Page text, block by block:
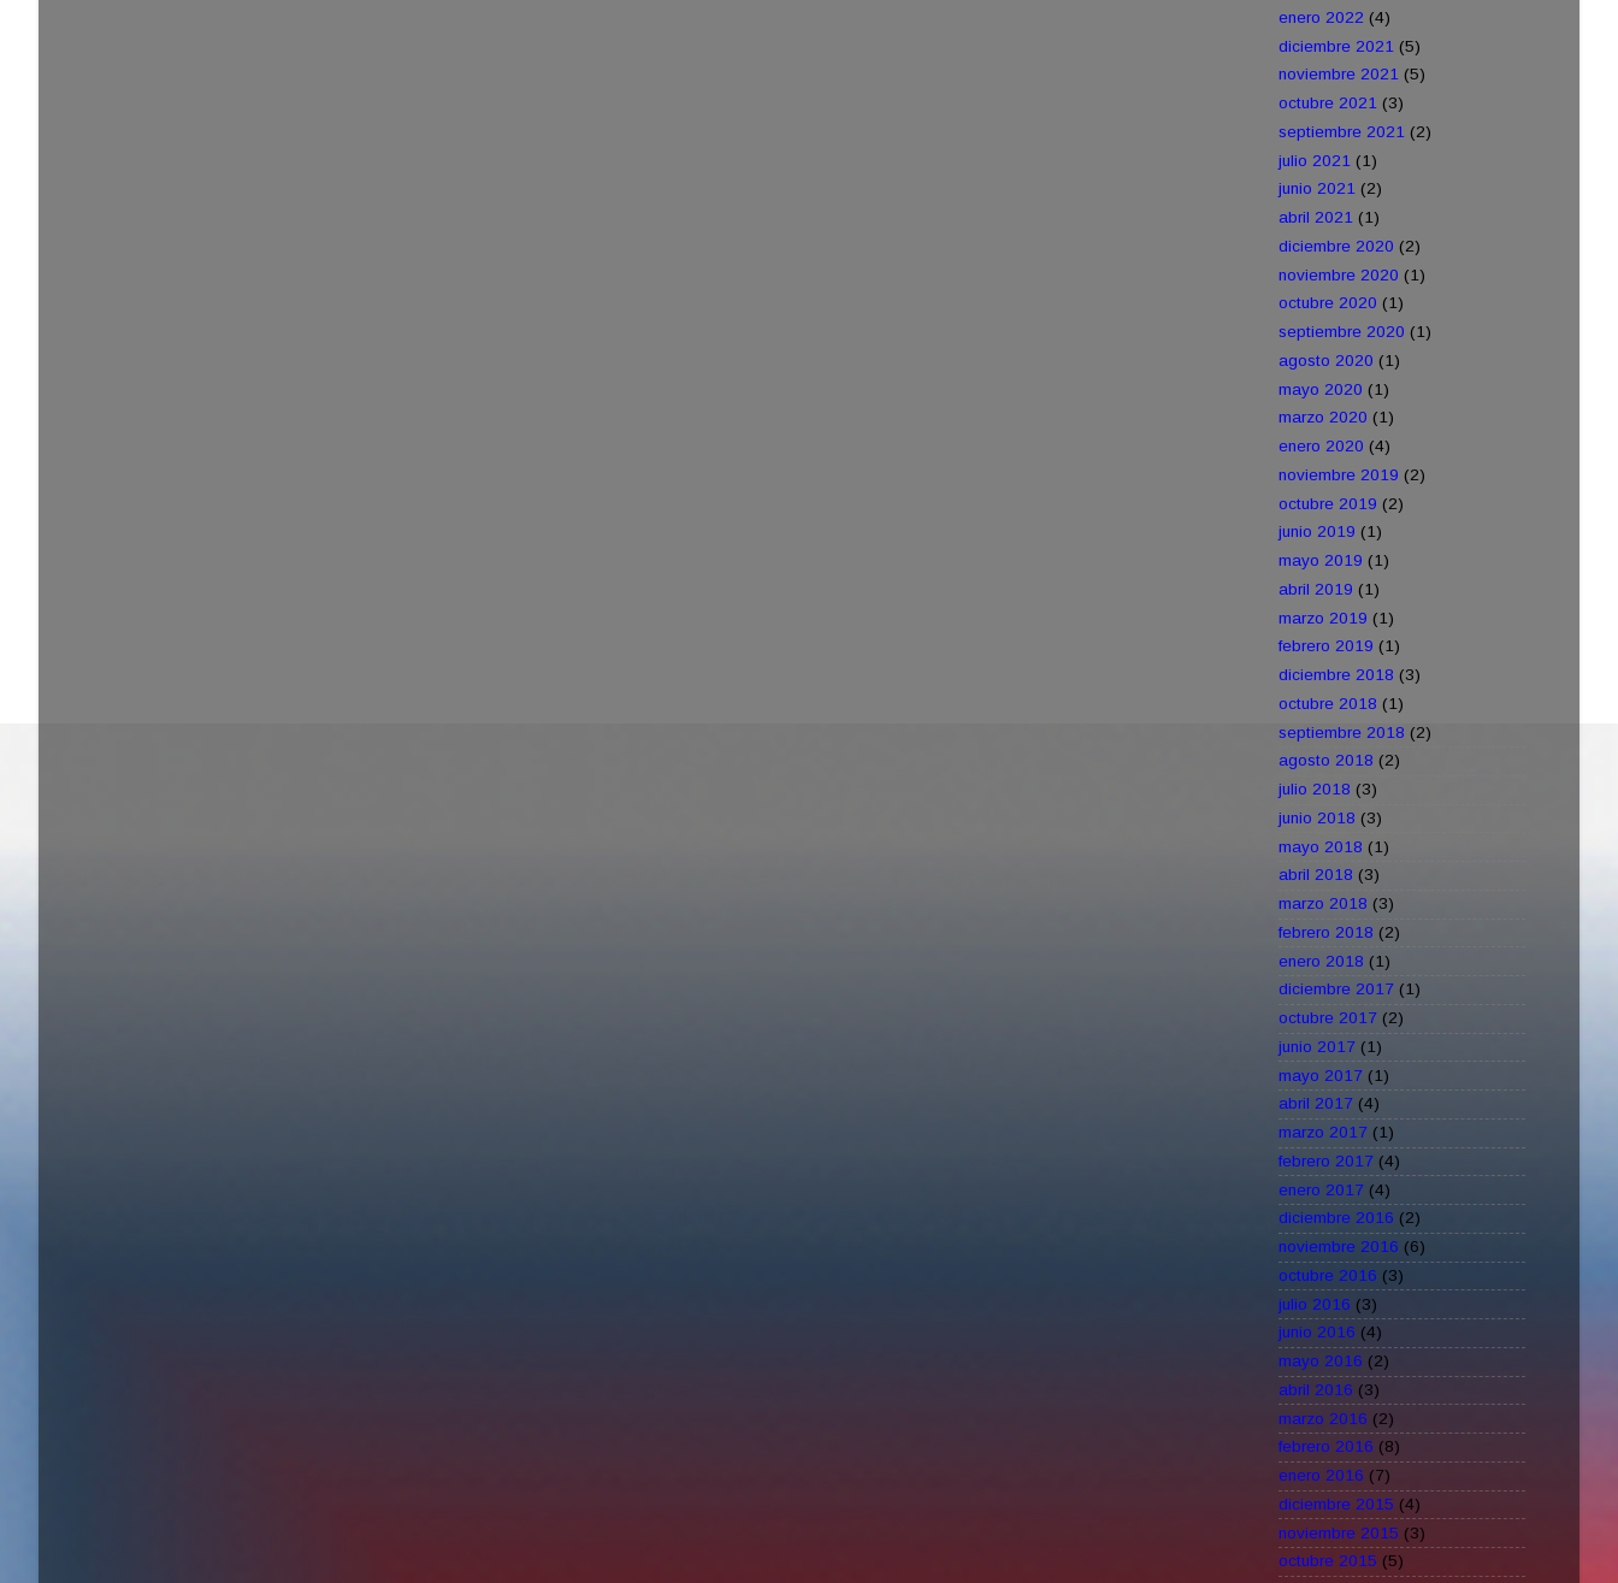
enero 2022 (4)
diciembre 2021 (5)
noviembre 2021 (5)
octubre 2021 (3)
septiembre 2021 (2)
julio 2021 (1)
junio 2021 (2)
abril 2021 (1)
diciembre 2020 (2)
noviembre 2020 (1)
octubre 2020 (1)
septiembre 2020 (1)
agosto 2020 (1)
mayo 2020 (1)
marzo 2020 (1)
enero 2020 (4)
noviembre 2019 (2)
octubre 2019 (2)
junio 2019 (1)
mayo 2019 (1)
abril 2019 (1)
marzo 2019 (1)
febrero 2019 (1)
diciembre 2018 (3)
octubre 2018 (1)
septiembre 2018 (2)
agosto 2018 (2)
julio 2018 (3)
junio 2018 (3)
mayo 2018 (1)
abril 2018 (3)
marzo 2018 (3)
febrero 2018 (2)
enero 2018 (1)
diciembre 2017 (1)
octubre 2017 (2)
junio 2017 (1)
mayo 2017 (1)
abril 2017 (4)
marzo 2017 (1)
febrero 2017 (4)
enero 2017 (4)
diciembre 2016 (2)
noviembre 2016 (6)
octubre 2016 (3)
julio 2016 (3)
junio 2016 (4)
mayo 2016 (2)
abril 2016 (3)
marzo 2016 (2)
febrero 2016 (8)
enero 2016 (7)
diciembre 2015 (4)
noviembre 2015 (3)
octubre 2015 (5)